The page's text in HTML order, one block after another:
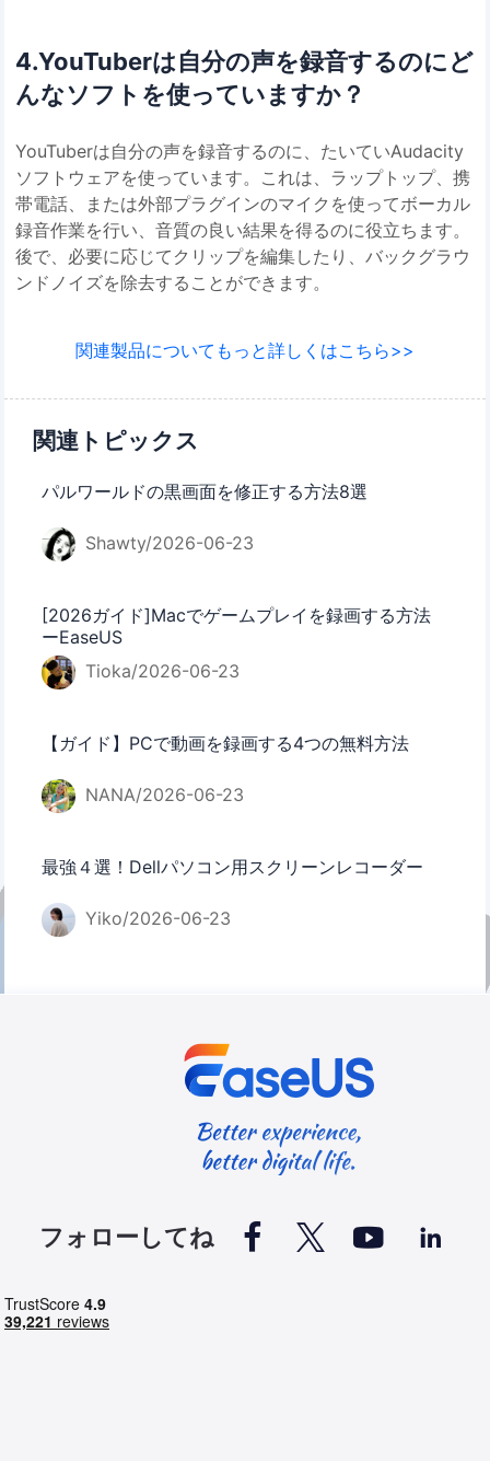
4.YouTuberは自分の声を録音するのにど
んなソフトを使っていますか？
YouTuberは自分の声を録音するのに、たいていAudacity
ソフトウェアを使っています。これは、ラップトップ、携
帯電話、または外部プラグインのマイクを使ってボーカル
録音作業を行い、音質の良い結果を得るのに役立ちます。
後で、必要に応じてクリップを編集したり、バックグラウ
ンドノイズを除去することができます。
関連製品についてもっと詳しくはこちら>>
関連トピックス
パルワールドの黒画面を修正する方法8選
Shawty/2026-06-23
[2026ガイド]Macでゲームプレイを録画する方法
ーEaseUS
Tioka/2026-06-23
【ガイド】PCで動画を録画する4つの無料方法
NANA/2026-06-23
最強４選！Dellパソコン用スクリーンレコーダー
Yiko/2026-06-23
フォローしてね    